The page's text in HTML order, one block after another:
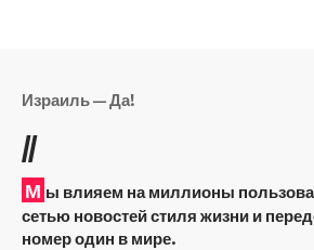
Израиль — Да!
//
М ы влияем на миллионы
сетью новостей стиля жизни и
номер один в мире.